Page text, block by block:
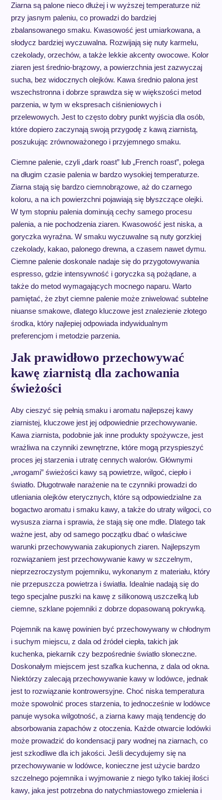
Ziarna są palone nieco dłużej i w wyższej temperaturze niż
przy jasnym paleniu, co prowadzi do bardziej
zbalansowanego smaku. Kwasowość jest umiarkowana, a
słodycz bardziej wyczuwalna. Rozwijają się nuty karmelu,
czekolady, orzechów, a także lekkie akcenty owocowe. Kolor
ziaren jest średnio-brązowy, a powierzchnia jest zazwyczaj
sucha, bez widocznych olejków. Kawa średnio palona jest
wszechstronna i dobrze sprawdza się w większości metod
parzenia, w tym w ekspresach ciśnieniowych i
przelewowych. Jest to często dobry punkt wyjścia dla osób,
które dopiero zaczynają swoją przygodę z kawą ziarnistą,
poszukując zrównoważonego i przyjemnego smaku.
Ciemne palenie, czyli „dark roast” lub „French roast”, polega
na długim czasie palenia w bardzo wysokiej temperaturze.
Ziarna stają się bardzo ciemnobrązowe, aż do czarnego
koloru, a na ich powierzchni pojawiają się błyszczące olejki.
W tym stopniu palenia dominują cechy samego procesu
palenia, a nie pochodzenia ziaren. Kwasowość jest niska, a
goryczka wyraźna. W smaku wyczuwalne są nuty gorzkiej
czekolady, kakao, palonego drewna, a czasem nawet dymu.
Ciemne palenie doskonale nadaje się do przygotowywania
espresso, gdzie intensywność i goryczka są pożądane, a
także do metod wymagających mocnego naparu. Warto
pamiętać, że zbyt ciemne palenie może zniwelować subtelne
niuanse smakowe, dlatego kluczowe jest znalezienie złotego
środka, który najlepiej odpowiada indywidualnym
preferencjom i metodzie parzenia.
Jak prawidłowo przechowywać
kawę ziarnistą dla zachowania
świeżości
Aby cieszyć się pełnią smaku i aromatu najlepszej kawy
ziarnistej, kluczowe jest jej odpowiednie przechowywanie.
Kawa ziarnista, podobnie jak inne produkty spożywcze, jest
wrażliwa na czynniki zewnętrzne, które mogą przyspieszyć
proces jej starzenia i utratę cennych walorów. Głównymi
„wrogami” świeżości kawy są powietrze, wilgoć, ciepło i
światło. Długotrwałe narażenie na te czynniki prowadzi do
utleniania olejków eterycznych, które są odpowiedzialne za
bogactwo aromatu i smaku kawy, a także do utraty wilgoci, co
wysusza ziarna i sprawia, że stają się one mdłe. Dlatego tak
ważne jest, aby od samego początku dbać o właściwe
warunki przechowywania zakupionych ziaren. Najlepszym
rozwiązaniem jest przechowywanie kawy w szczelnym,
nieprzezroczystym pojemniku, wykonanym z materiału, który
nie przepuszcza powietrza i światła. Idealnie nadają się do
tego specjalne puszki na kawę z silikonową uszczelką lub
ciemne, szklane pojemniki z dobrze dopasowaną pokrywką.
Pojemnik na kawę powinien być przechowywany w chłodnym
i suchym miejscu, z dala od źródeł ciepła, takich jak
kuchenka, piekarnik czy bezpośrednie światło słoneczne.
Doskonałym miejscem jest szafka kuchenna, z dala od okna.
Niektórzy zalecają przechowywanie kawy w lodówce, jednak
jest to rozwiązanie kontrowersyjne. Choć niska temperatura
może spowolnić proces starzenia, to jednocześnie w lodówce
panuje wysoka wilgotność, a ziarna kawy mają tendencję do
absorbowania zapachów z otoczenia. Każde otwarcie lodówki
może prowadzić do kondensacji pary wodnej na ziarnach, co
jest szkodliwe dla ich jakości. Jeśli decydujemy się na
przechowywanie w lodówce, konieczne jest użycie bardzo
szczelnego pojemnika i wyjmowanie z niego tylko takiej ilości
kawy, jaka jest potrzebna do natychmiastowego zmielenia i